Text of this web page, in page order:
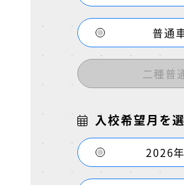
普通
二種普
入校希望月を
2026